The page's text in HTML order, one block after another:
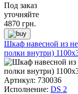
Под заказ
уточняйте
4870 грн.
Шкаф навесной из
полки внутри)
Артикул: 730036
Исполнение: DS 2